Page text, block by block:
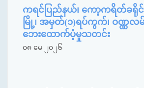
ကရင်ပြည်နယ်၊ ကော့ကရိတ်ခရို
မြို့၊ အမှတ်(၁)ရပ်ကွက်၊ ဝဏ္ဏလမ်
ဘေးထောက်ပံ့မှုသတင်း
၀၈ မေ ၂၀၂၆